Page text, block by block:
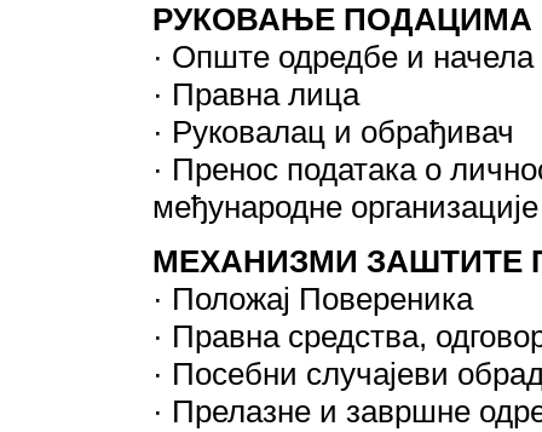
РУКОВАЊЕ ПОДАЦИМА
· Опште одредбе и начела
· Правна лица
· Руковалац и обрађивач
· Пренос података о
међународне организације
МЕХАНИЗМИ ЗАШТИТЕ
· Положај Повереника
· Правна средства,
· Посебни случајеви
· Прелазне и завршне